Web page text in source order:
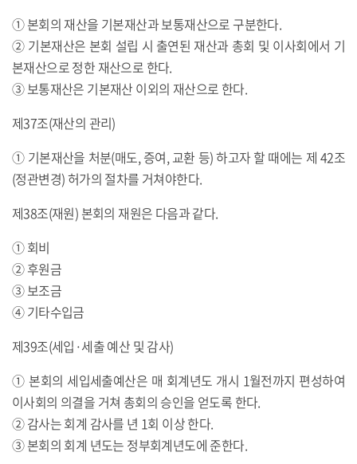
① 본회의 재산을 기본재산과 보통재산으로 구분한다.
② 기본재산은 본회 설립 시 출연된 재산과 총회 및 이사회에서 기
본재산으로 정한 재산으로 한다.
③ 보통재산은 기본재산 이외의 재산으로 한다.
제37조(재산의 관리)
① 기본재산을 처분(매도, 증여, 교환 등) 하고자 할 때에는 제 42조
(정관변경) 허가의 절차를 거쳐야한다.
제38조(재원) 본회의 재원은 다음과 같다.
① 회비
② 후원금
③ 보조금
④ 기타수입금
제39조(세입·세출 예산 및 감사)
① 본회의 세입세출예산은 매 회계년도 개시 1월전까지 편성하여
이사회의 의결을 거쳐 총회의 승인을 얻도록 한다.
② 감사는 회계 감사를 년 1회 이상 한다.
③ 본회의 회계 년도는 정부회계년도에 준한다.